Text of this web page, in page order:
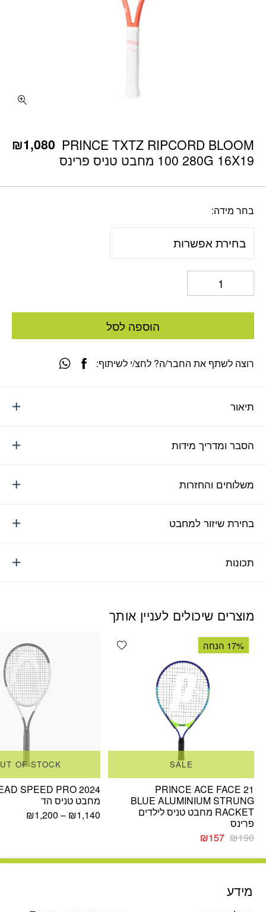
PRINCE TXTZ RIPCORD BLOOM
100 280G 16X19 מחבט טניס פרינס
₪1,080
בחר מידה
הוספה לסל
תיאור
הסבר ומדריך מידות
משלוחים והחזרות
בחירת שיזור למחבט
תכונות
רוצה לשתף את החבר/ה? לחצ/י לשיתוף:
מוצרים שיכולים לעניין אותך
Add wishlist 17% הנחה
SALE
PRINCE ACE FACE 21
BLUE ALUMINIUM STRUNG
RACKET מחבט טניס לילדים
פרינס
₪190
המחיר
היה:
₪157
המחיר
הוא:
OF STOCK
SPEED PRO 2024
מחבט טניס הד
₪1,140
–
₪1,200
מידע